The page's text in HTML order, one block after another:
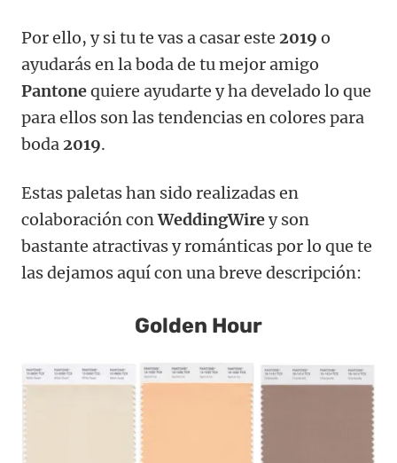
Por ello, y si tu te vas a casar este 2019 o
ayudarás en la boda de tu mejor amigo
Pantonequiere ayudarte y ha develado lo que
para ellos son las tendencias en colores para
boda 2019.
Estas paletas han sido realizadas en
colaboración conWeddingWirey son
bastante atractivas y románticas por lo que te
las dejamos aquí con una breve descripción:
Golden Hour